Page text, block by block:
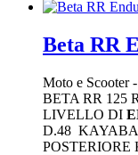
Beta RR
Moto e Scooter-
BETA RR 125
LIVELLO DI
D.48